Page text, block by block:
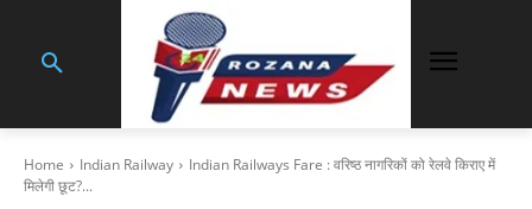
Home Indian Railway
Indian Railways Fare : वरिष्ठ नागरिकों को रेलवे किराए में
मिलेगी छूट?...